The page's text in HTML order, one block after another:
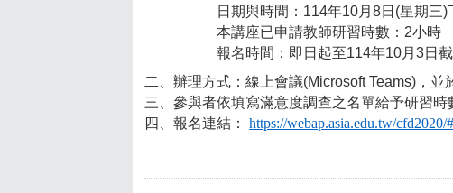
日期與時間：114年10月8日(星期三)
本講座已申請教師研習時數：2小時
報名時間：即日起至114年10月3日截
二、辦理方式：線上會議(Microsoft Teams)，並
三、參與者依填寫滿意度調查之名單給予研習時
四、報名連結：https://webap.asia.edu.tw/cfd2020/